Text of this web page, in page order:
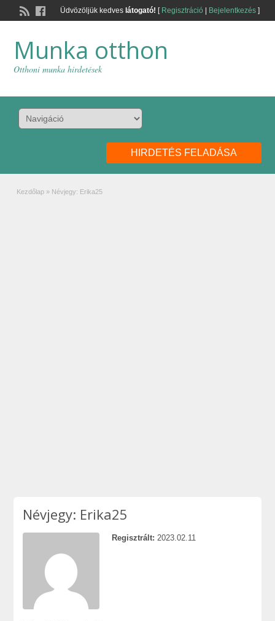
Üdvözöljük kedves látogató! [ Regisztráció Bejelentkezés]
Munka otthon
Otthoni munka hirdetések
HIRDETÉS FELADÁSA
Kezdőlap » Névjegy: Erika25
Névjegy: Erika25
Regisztrált: 2023.02.11